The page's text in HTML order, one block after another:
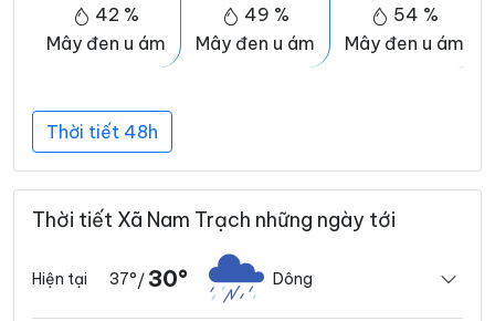
42 %
Mây đen u ám
49 %
Mây đen u ám
54 %
Mây đen u ám
Thời tiết 48h
Thời tiết Xã Nam Trạch những ngày tới
Hiện tại 37°/ 30° Dông